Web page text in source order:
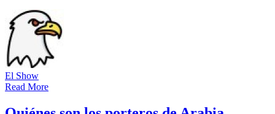
El Show
Read More